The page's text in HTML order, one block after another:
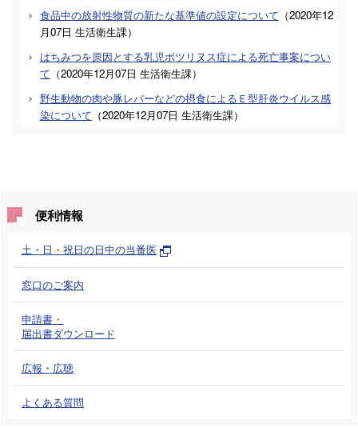
食品中の放射性物質の新たな基準値の設定について （2020年12
月07日 生活衛生課）
はちみつを原因とする乳児ボツリヌス症による死亡事案につい
て （2020年12月07日 生活衛生課）
野生動物の肉や豚レバーなどの摂食によるＥ型肝炎ウイルス感
染について （2020年12月07日 生活衛生課）
便利情報
土・日・祝日の日中の当番医
窓口のご案内
申請書・
届出書ダウンロード
広報・広聴
よくある質問